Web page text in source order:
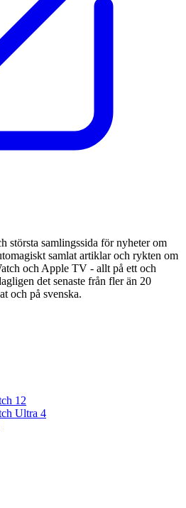
största samlingssida för nyheter om
samlat artiklar och rykten om
och Apple TV - allt på ett och
det senaste från fler än 20
och på svenska.
12
Ultra 4